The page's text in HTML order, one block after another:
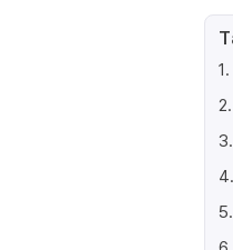
1.
2.
3.
4.
5.